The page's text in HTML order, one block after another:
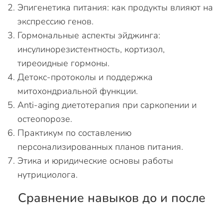
Эпигенетика питания: как продукты влияют на
экспрессию генов.
Гормональные аспекты эйджинга:
инсулинорезистентность, кортизол,
тиреоидные гормоны.
Детокс-протоколы и поддержка
митохондриальной функции.
Anti-aging диетотерапия при саркопении и
остеопорозе.
Практикум по составлению
персонализированных планов питания.
Этика и юридические основы работы
нутрициолога.
Сравнение навыков до и после